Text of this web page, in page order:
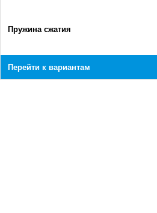
Пружина сжатия
Перейти к вариантам